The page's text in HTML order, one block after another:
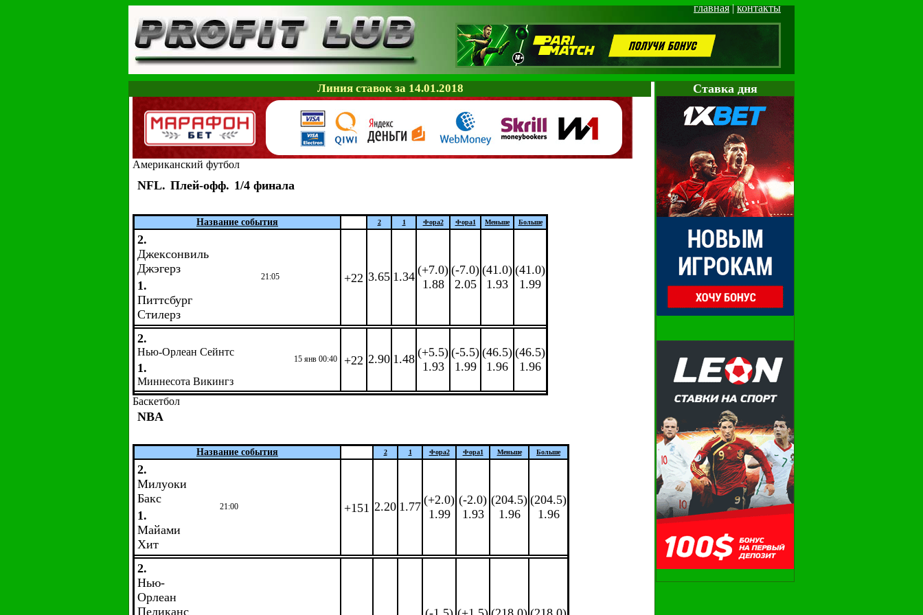
главная|контакты
Cтавка дня
Линия ставок за 14.01.2018
Американский футбол
NFL. Плей-офф. 1/4 финала
Название события 2 1 Фора2 Фора1 Меньше Больше
2.
Джексонвиль
Джэгерз
21:05
1.
Питтсбург
Стилерз
+22 3.65 1.34 (+7.0)
1.88
(-7.0)
2.05
(41.0)
1.93
(41.0)
1.99
2.
Нью-Орлеан Сейнтс
15 янв 00:40
1.
Миннесота Викингз
+22 2.90 1.48 (+5.5)
1.93
(-5.5)
1.99
(46.5)
1.96
(46.5)
1.96
Баскетбол
NBA
Название события 2 1 Фора2 Фора1 Меньше Больше
2.
Милуоки
Бакс
21:00
1.
Майами
Хит
+151 2.20 1.77 (+2.0)
1.99
(-2.0)
1.93
(204.5)
1.96
(204.5)
1.96
2.
Нью-
Орлеан
Пеликанс